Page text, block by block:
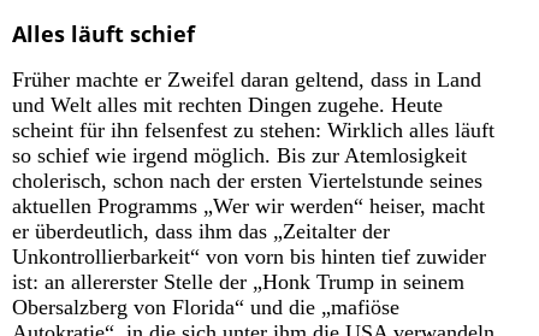
Alles läuft schief
Früher machte er Zweifel daran geltend, dass in Land
und Welt alles mit rechten Dingen zugehe. Heute
scheint für ihn felsenfest zu stehen: Wirklich alles läuft
so schief wie irgend möglich. Bis zur Atemlosigkeit
cholerisch, schon nach der ersten Viertelstunde seines
aktuellen Programms „Wer wir werden“ heiser, macht
er überdeutlich, dass ihm das „Zeitalter der
Unkontrollierbarkeit“ von vorn bis hinten tief zuwider
ist: an allererster Stelle der „Honk Trump in seinem
Obersalzberg von Florida“ und die „mafiöse